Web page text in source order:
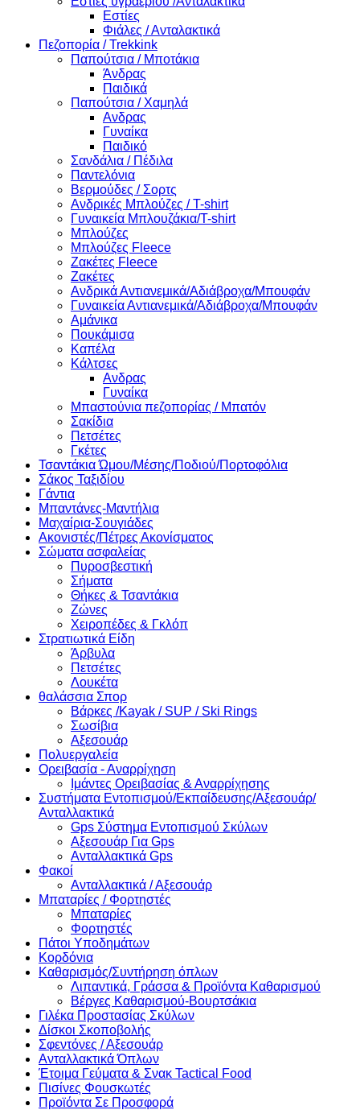
Εστίες
Φιάλες / Ανταλακτικά
Πεζοπορία / Trekkink
Παπούτσια / Μποτάκια
Άνδρας
Παιδικά
Παπούτσια / Χαμηλά
Ανδρας
Γυναίκα
Παιδικό
Σανδάλια / Πέδιλα
Παντελόνια
Βερμούδες / Σορτς
Ανδρικές Μπλούζες / T-shirt
Γυναικεία Μπλουζάκια/T-shirt
Μπλούζες
Μπλούζες Fleece
Ζακέτες Fleece
Ζακέτες
Ανδρικά Αντιανεμικά/Αδιάβροχα/Μπουφάν
Γυναικεία Αντιανεμικά/Αδιάβροχα/Μπουφάν
Αμάνικα
Πουκάμισα
Καπέλα
Κάλτσες
Ανδρας
Γυναίκα
Μπαστούνια πεζοπορίας / Μπατόν
Σακίδια
Πετσέτες
Γκέτες
Τσαντάκια Ώμου/Μέσης/Ποδιού/Πορτοφόλια
Σάκος Ταξιδίου
Γάντια
Μπαντάνες-Μαντήλια
Μαχαίρια-Σουγιάδες
Ακονιστές/Πέτρες Ακονίσματος
Σώματα ασφαλείας
Πυροσβεστική
Σήματα
Θήκες & Τσαντάκια
Ζώνες
Χειροπέδες & Γκλόπ
Στρατιωτικά Είδη
Άρβυλα
Πετσέτες
Λουκέτα
θαλάσσια Σπορ
Βάρκες /Kayak / SUP / Ski Rings
Σωσίβια
Αξεσουάρ
Πολυεργαλεία
Ορειβασία - Αναρρίχηση
Ιμάντες Ορειβασίας & Αναρρίχησης
Συστήματα Εντοπισμού/Εκπαίδευσης/Αξεσουάρ/
Ανταλλακτικά
Gps Σύστημα Εντοπισμού Σκύλων
Αξεσουάρ Για Gps
Ανταλλακτικά Gps
Φακοί
Ανταλλακτικά / Αξεσουάρ
Μπαταρίες / Φορτηστές
Μπαταρίες
Φορτηστές
Πάτοι Υποδημάτων
Κορδόνια
Καθαρισμός/Συντήρηση όπλων
Λιπαντικά, Γράσσα & Προϊόντα Καθαρισμού
Βέργες Καθαρισμού-Βουρτσάκια
Γιλέκα Προστασίας Σκύλων
Δίσκοι Σκοποβολής
Σφεντόνες / Αξεσουάρ
Ανταλλακτικά Όπλων
Έτοιμα Γεύματα & Σνακ Tactical Food
Πισίνες Φουσκωτές
Προϊόντα Σε Προσφορά